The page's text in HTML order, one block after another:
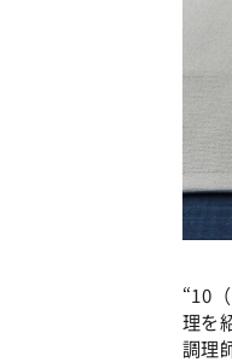
“10
理を
調理